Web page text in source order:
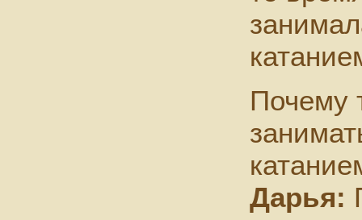
Почему
Дарья: